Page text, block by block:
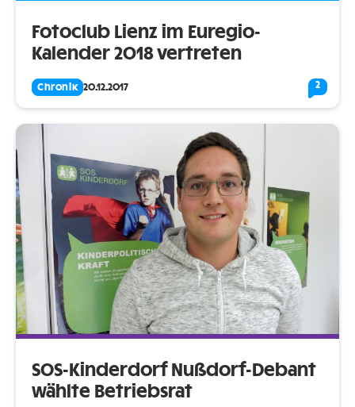
Fotoclub Lienz im Euregio-
Kalender 2018 vertreten
Chronik 20.12.2017 2
SOS-Kinderdorf Nußdorf-Debant
wählte Betriebsrat